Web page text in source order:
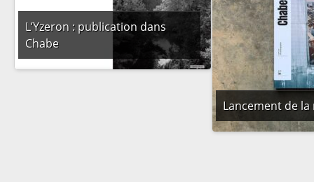
L’Yzeron : publication dans
Chabe
Lancement de la